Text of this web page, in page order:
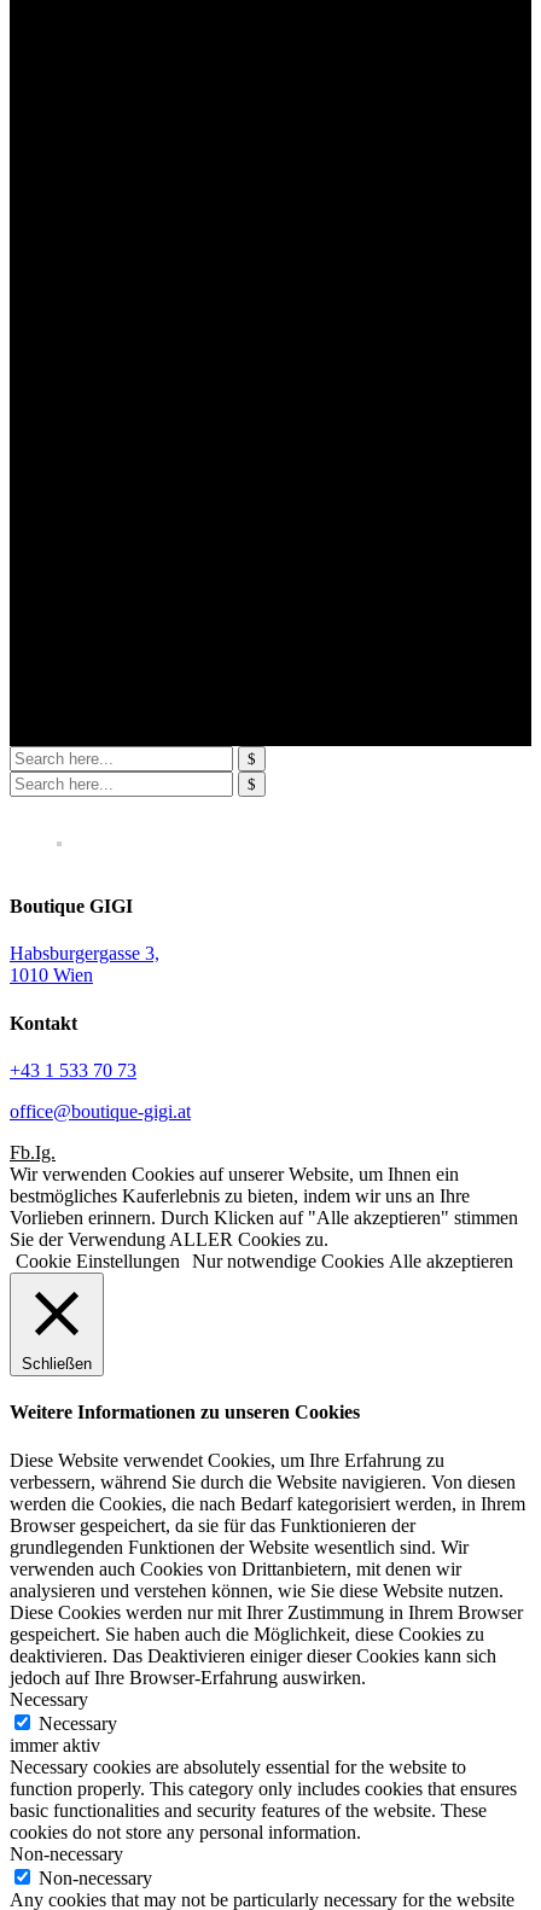
Boutique GIGI
Habsburgergasse 3,
1010 Wien
Kontakt
+43 1 533 70 73
office@boutique-gigi.at
Fb.Ig.
Wir verwenden Cookies auf unserer Website, um Ihnen ein
bestmögliches Kauferlebnis zu bieten, indem wir uns an Ihre
Vorlieben erinnern. Durch Klicken auf "Alle akzeptieren" stimmen
Sie der Verwendung ALLER Cookies zu.
Cookie Einstellungen
Nur notwendige Cookies Alle akzeptieren
Schließen
Weitere Informationen zu unseren Cookies
Diese Website verwendet Cookies, um Ihre Erfahrung zu
verbessern, während Sie durch die Website navigieren. Von diesen
werden die Cookies, die nach Bedarf kategorisiert werden, in Ihrem
Browser gespeichert, da sie für das Funktionieren der
grundlegenden Funktionen der Website wesentlich sind. Wir
verwenden auch Cookies von Drittanbietern, mit denen wir
analysieren und verstehen können, wie Sie diese Website nutzen.
Diese Cookies werden nur mit Ihrer Zustimmung in Ihrem Browser
gespeichert. Sie haben auch die Möglichkeit, diese Cookies zu
deaktivieren. Das Deaktivieren einiger dieser Cookies kann sich
jedoch auf Ihre Browser-Erfahrung auswirken.
Necessary
Necessary
immer aktiv
Necessary cookies are absolutely essential for the website to
function properly. This category only includes cookies that ensures
basic functionalities and security features of the website. These
cookies do not store any personal information.
Non-necessary
Non-necessary
Any cookies that may not be particularly necessary for the website